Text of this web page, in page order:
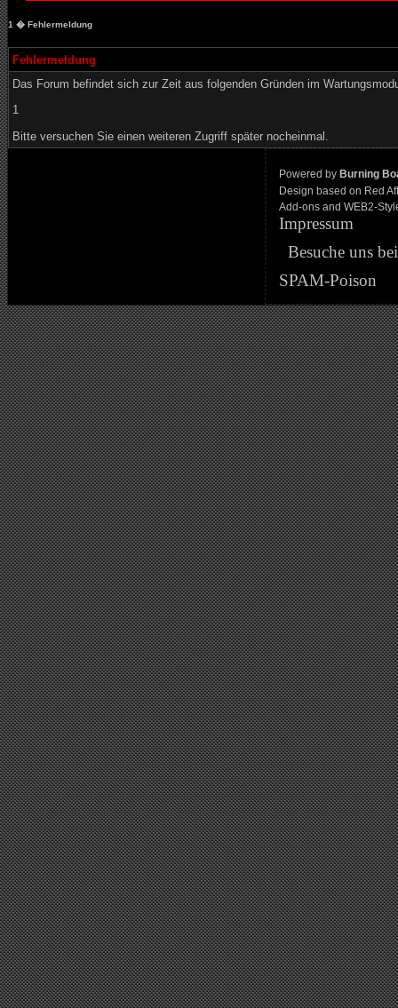
1 � Fehlermeldung
Fehlermeldung
Das Forum befindet sich zur Zeit aus folgenden Gründen im
1
Bitte versuchen Sie einen weiteren Zugriff später nocheinmal.
Powered by Burning
Design based on Red
Add-ons and WEB2-
Impressum
Besuche uns
SPAM-Poison